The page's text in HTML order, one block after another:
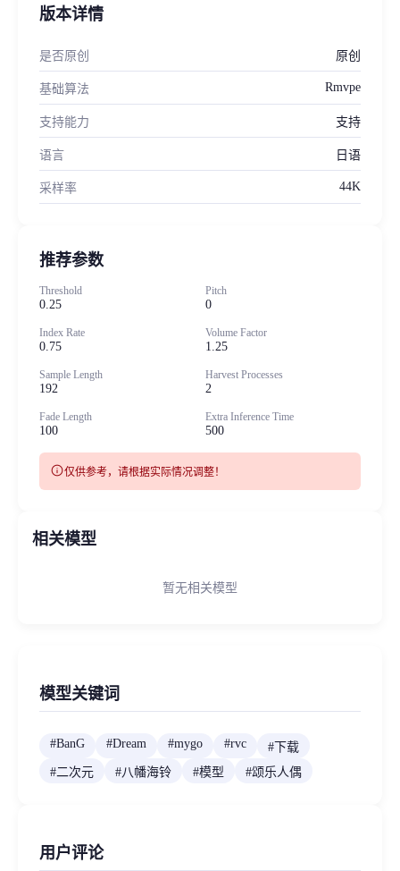
版本详情
是否原创 原创
基础算法 Rmvpe
支持能力 支持
语言 日语
采样率 44K
推荐参数
Threshold
0.25
Pitch
0
Index Rate
0.75
Volume Factor
1.25
Sample Length
192
Harvest Processes
2
Fade Length
100
Extra Inference Time
500
info仅供参考，请根据实际情况调整！
相关模型
暂无相关模型
模型关键词
#BanG #Dream #mygo #rvc # 下载
#二次元 #八幡海铃 #模型 #颂乐人偶
用户评论